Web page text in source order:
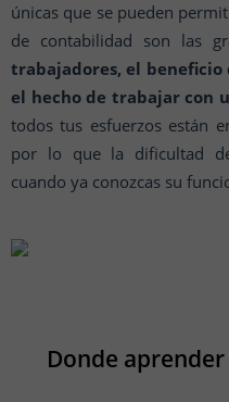
únicas que se pueden
de contabilidad son las
trabajadores, el beneficio
el hecho de trabajar con
todos tus esfuerzos están
por lo que la dificultad
cuando ya conozcas su
Donde